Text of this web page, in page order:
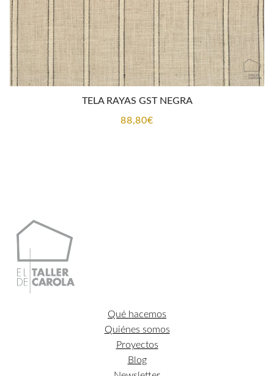
TELA RAYAS GST NEGRA
88,80€
Qué hacemos
Quiénes somos
Proyectos
Blog